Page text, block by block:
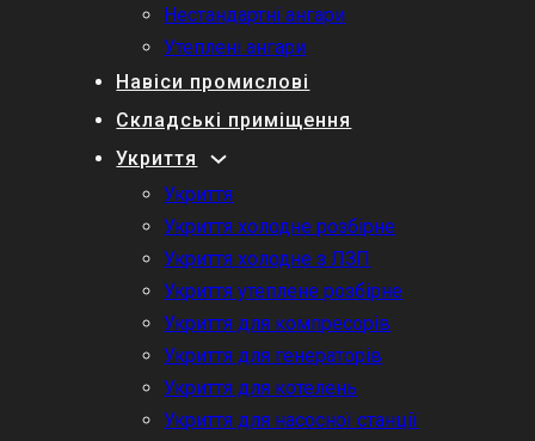
Нестандартні ангари
Утеплені ангари
Навіси промислові
Складські приміщення
Укриття
Укриття
Укриття холодне розбірне
Укриття холодне з ЛЗП
Укриття утеплене розбірне
Укриття для компресорів
Укриття для генераторів
Укриття для котелень
Укриття для насосної станції